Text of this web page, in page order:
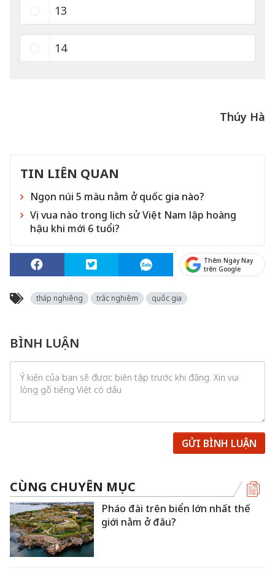
13
14
Thúy Hà
TIN LIÊN QUAN
Ngọn núi 5 màu nằm ở quốc gia nào?
Vị vua nào trong lịch sử Việt Nam lập hoàng
hậu khi mới 6 tuổi?
Thêm Ngày Nay
trên Google
tháp nghiêng trắc nghiệm quốc gia
BÌNH LUẬN
GỬI BÌNH LUẬN
CÙNG CHUYÊN MỤC
Pháo đài trên biển lớn nhất thế
giới nằm ở đâu?